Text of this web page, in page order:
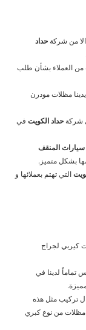
من شركة حداد
من العملاء بشأن طلب
مظلات مودرن
شركة حداد الكويت في
المنقف
بشكل متميز.
التي تهتم بعملائها و
كيربي لجراج
تماماً لدينا في
تركيب مثل هذه
مظلات من نوع كبري